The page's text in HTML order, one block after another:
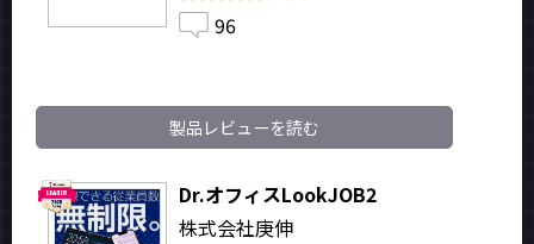
96
製品レビューを読む
Dr.オフィスLookJOB2
株式会社庚伸